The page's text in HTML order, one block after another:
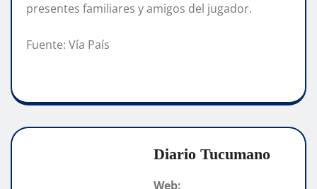
presentes familiares y amigos del jugador.
Fuente: Vía País
Diario Tucumano
Web: